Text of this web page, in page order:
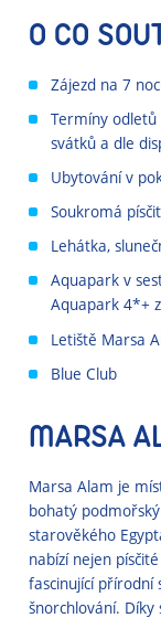
O CO
Zájezd na 7
Termíny
svátků a dle
Ubytování v
Soukromá
Lehátka,
Aquapark v
Aquapark 4*+
Letiště Marsa
Blue Club
MARSA
Marsa Alam je
bohatý
starověkého
nabízí nejen
fascinující přírodní
šnorchlování.